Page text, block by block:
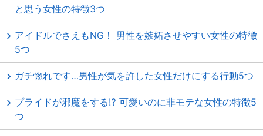
と思う女性の特徴3つ
アイドルでさえもNG！ 男性を嫉妬させやすい女性の特徴
5つ
ガチ惚れです…男性が気を許した女性だけにする行動5つ
プライドが邪魔をする⁉ 可愛いのに非モテな女性の特徴5
つ